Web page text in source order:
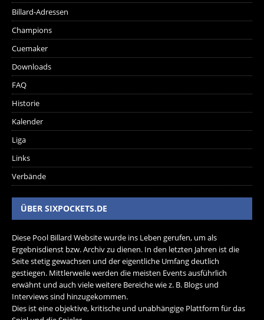
Billard-Adressen
Champions
Cuemaker
Downloads
FAQ
Historie
Kalender
Liga
Links
Verbände
ÜBER SIXPOCKETS.DE
Diese Pool Billard Website wurde ins Leben gerufen, um als
Ergebnisdienst bzw. Archiv zu dienen. In den letzten Jahren ist die
Seite stetig gewachsen und der eigentliche Umfang deutlich
gestiegen. Mittlerweile werden die meisten Events ausführlich
erwähnt und auch viele weitere Bereiche wie z. B. Blogs und
Interviews sind hinzugekommen.
Dies ist eine objektive, kritische und unabhängige Plattform für das